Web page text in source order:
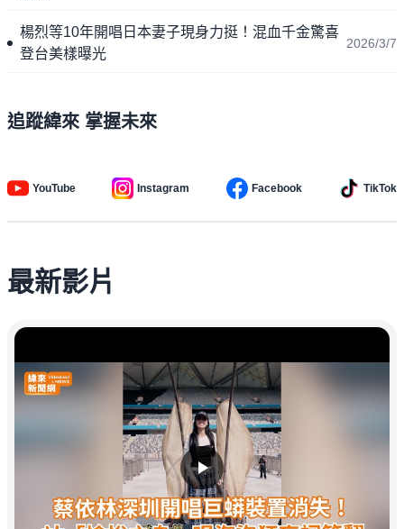
楊烈等10年開唱日本妻子現身力挺！混血千金驚喜
登台美樣曝光
2026/3/7
追蹤緯來 掌握未來
YouTube Instagram Facebook TikTok
最新影片